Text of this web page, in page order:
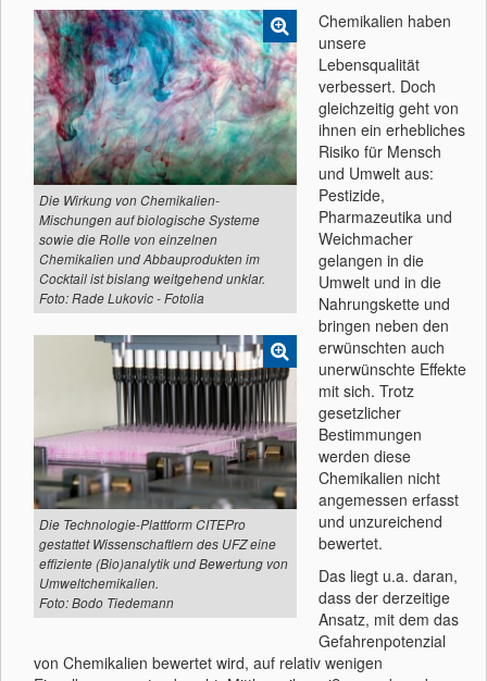
Die Wirkung von Chemikalien-
Mischungen auf biologische Systeme
sowie die Rolle von einzelnen
Chemikalien und Abbauprodukten im
Cocktail ist bislang weitgehend unklar.
Foto: Rade Lukovic - Fotolia
Die Technologie-Plattform CITEPro
gestattet Wissenschaftlern des UFZ eine
effiziente (Bio)analytik und Bewertung von
Umweltchemikalien.
Foto: Bodo Tiedemann
Chemikalien haben
unsere
Lebensqualität
verbessert. Doch
gleichzeitig geht von
ihnen ein erhebliches
Risiko für Mensch
und Umwelt aus:
Pestizide,
Pharmazeutika und
Weichmacher
gelangen in die
Umwelt und in die
Nahrungskette und
bringen neben den
erwünschten auch
unerwünschte Effekte
mit sich. Trotz
gesetzlicher
Bestimmungen
werden diese
Chemikalien nicht
angemessen erfasst
und unzureichend
bewertet.
Das liegt u.a. daran,
dass der derzeitige
Ansatz, mit dem das
Gefahrenpotenzial
von Chemikalien bewertet wird, auf relativ wenigen